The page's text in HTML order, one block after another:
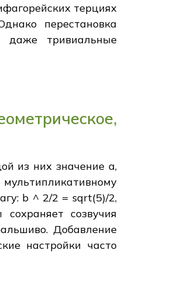
терциях
перестановка
даже тривиальные
из них значение a,
b ^ 2/2 = sqrt(5)/2,
созвучия
Добавление
настройки часто